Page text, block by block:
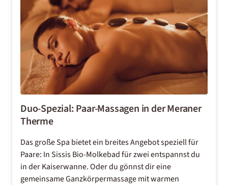
Duo-Spezial: Paar-Massagen in der Meraner
Therme
Das große Spa bietet ein breites Angebot speziell für
Paare: In Sissis Bio-Molkebad für zwei entspannst du
in der Kaiserwanne. Oder du gönnst dir eine
gemeinsame Ganzkörpermassage mit warmen